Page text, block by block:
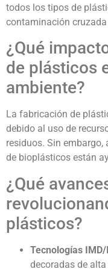
todos los tipos de
contaminación
¿Qué
de plásticos
ambiente?
La fabricación de
debido al uso de
residuos. Sin
de bioplásticos están
¿Qué
plásticos?
Tecnologías
decoradas de